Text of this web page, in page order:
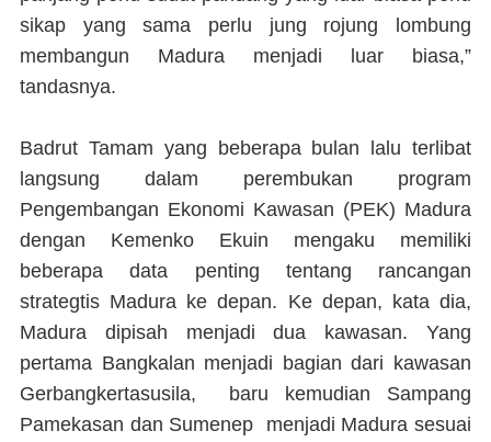
sikap yang sama perlu jung rojung lombung
membangun Madura menjadi luar biasa,”
tandasnya.
Badrut Tamam yang beberapa bulan lalu terlibat
langsung dalam perembukan program
Pengembangan Ekonomi Kawasan (PEK) Madura
dengan Kemenko Ekuin mengaku memiliki
beberapa data penting tentang rancangan
strategtis Madura ke depan. Ke depan, kata dia,
Madura dipisah menjadi dua kawasan. Yang
pertama Bangkalan menjadi bagian dari kawasan
Gerbangkertasusila, baru kemudian Sampang
Pamekasan dan Sumenep menjadi Madura sesuai